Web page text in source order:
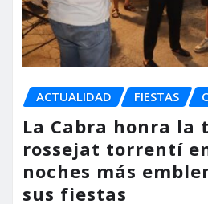
ACTUALIDAD FIESTAS
La Cabra honra la
rossejat torrentí
noches más
sus fiestas